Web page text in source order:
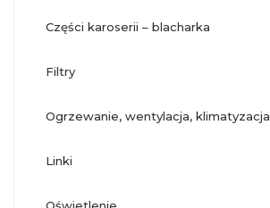
części karoserii – blacharka
filtry
ogrzewanie, wentylacja, klimatyzacja
linki